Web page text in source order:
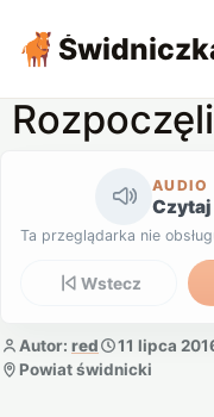
AUDIO
Czytaj
Ta przeglądarka nie
Wstecz
Autor: red 11 lipca
Powiat świdnicki